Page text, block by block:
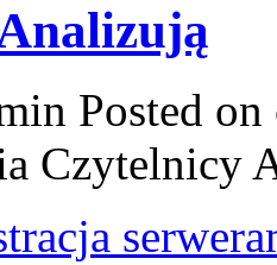
Posted
Czytelnicy